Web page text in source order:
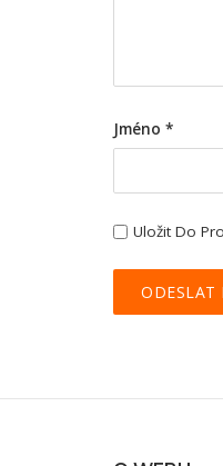
Jméno *
Uložit Do